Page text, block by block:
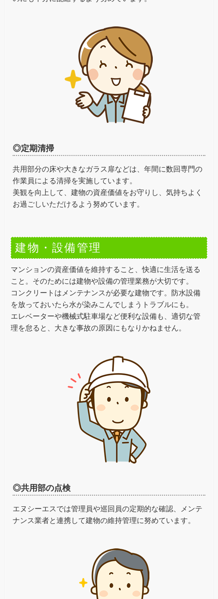
◎定期清掃
共用部分の床や大きなガラス扉などは、年間に数回専門の
作業員による清掃を実施しています。
美観を向上して、建物の資産価値をお守りし、気持ちよく
お過ごしいただけるよう努めています。
建物・設備管理
マンションの資産価値を維持すること、快適に生活を送る
こと。そのためには建物や設備の管理業務が大切です。
コンクリートはメンテナンスが必要な建物です。防水設備
を放っておいたら水が染みこんでしまうトラブルにも。
エレベーターや機械式駐車場など便利な設備も、適切な管
理を怠ると、大きな事故の原因にもなりかねません。
◎共用部の点検
エヌシーエスでは管理員や巡回員の定期的な確認、メンテ
ナンス業者と連携して建物の維持管理に努めています。